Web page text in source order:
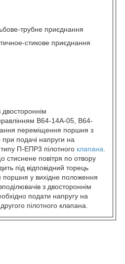
трубне приєднання
стикове приєднання
В64-14А-05, В64-
переміщення поршня з
подачі напруги на
П-ЕПР3 пілотного клапана
стиснене повітря по отвору
під відповідний торець
у вихідне положення
з двостороннім
подати напругу на
пілотного клапана.